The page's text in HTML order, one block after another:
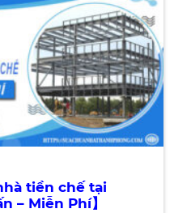
tiền chế tại
– Miễn Phí】